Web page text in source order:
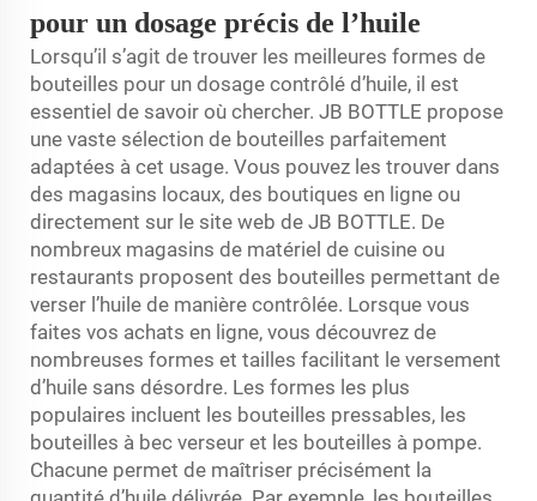
pour un dosage précis de l’huile
Lorsqu’il s’agit de trouver les meilleures formes de
bouteilles pour un dosage contrôlé d’huile, il est
essentiel de savoir où chercher. JB BOTTLE propose
une vaste sélection de bouteilles parfaitement
adaptées à cet usage. Vous pouvez les trouver dans
des magasins locaux, des boutiques en ligne ou
directement sur le site web de JB BOTTLE. De
nombreux magasins de matériel de cuisine ou
restaurants proposent des bouteilles permettant de
verser l’huile de manière contrôlée. Lorsque vous
faites vos achats en ligne, vous découvrez de
nombreuses formes et tailles facilitant le versement
d’huile sans désordre. Les formes les plus
populaires incluent les bouteilles pressables, les
bouteilles à bec verseur et les bouteilles à pompe.
Chacune permet de maîtriser précisément la